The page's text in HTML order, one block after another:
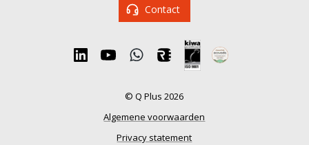
Contact
© Q Plus 2026
Algemene voorwaarden
Privacy statement